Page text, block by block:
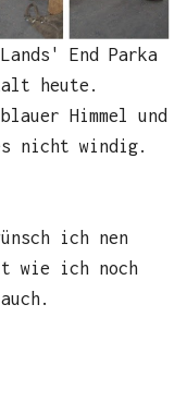
End Parka
heute.
Himmel und
nicht windig.
ich nen
wie ich noch